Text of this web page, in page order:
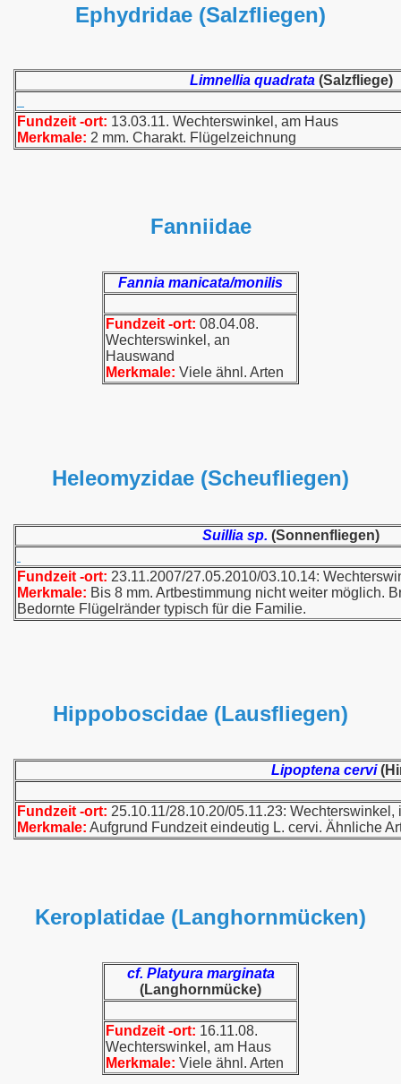
Ephydridae (Salzfliegen)
Limnellia quadrata(Salzfliege)
Fundzeit -ort: 13.03.11. Wechterswinkel, am Haus
Merkmale: 2 mm. Charakt. Flügelzeichnung
Fanniidae
Fannia manicata/monilis
Fundzeit -ort: 08.04.08.
Wechterswinkel, an
Hauswand
Merkmale: Viele ähnl. Arten
Heleomyzidae (Scheufliegen)
Suillia sp. (Sonnenfliegen)
Fundzeit -ort: 23.11.2007/27.05.2010/03.10.14:
Merkmale: Bis 8 mm. Artbestimmung nicht weiter möglich.
Bedornte Flügelränder typisch für die Familie.
Hippoboscidae (Lausfliegen)
Lipoptena cervi
Fundzeit -ort: 25.10.11/28.10.20/05.11.23: Wechterswinkel,
Merkmale: Aufgrund Fundzeit eindeutig L. cervi. Ähnliche
Keroplatidae (Langhornmücken)
cf. Platyura marginata
(Langhornmücke)
Fundzeit -ort: 16.11.08.
Wechterswinkel, am Haus
Merkmale: Viele ähnl. Arten